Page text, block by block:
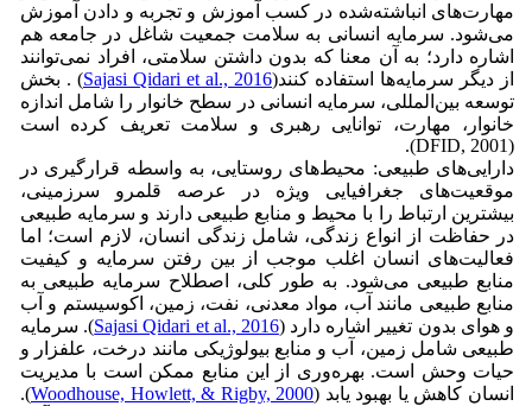
مهارت‌های انباشته‌شده در کسب آموزش و تجربه و دادن آموزش
می‌شود. سرمایه انسانی به سلامت جمعیت شاغل در جامعه هم
اشاره دارد؛ به آن معنا که بدون داشتن سلامتی، افراد نمی‌توانند
از دیگر سرمایه‌ها استفاده کنند(Sajasi Qidari et al., 2016) . بخش
توسعه بین‌المللی، سرمایه انسانی در سطح خانوار را شامل اندازه
خانوار، مهارت، توانایی رهبری و سلامت تعریف کرده است
(DFID, 2001).
دارایی‌های طبیعی: محیط‌های روستایی، به واسطه قرارگیری در
موقعیت‌های جغرافیایی ویژه در عرصه قلمرو سرزمینی،
بیشترین ارتباط را با محیط و منابع طبیعی دارند و سرمایه طبیعی
در حفاظت از انواع زندگی، شامل زندگی انسان، لازم است؛ اما
فعالیت‌های انسان اغلب موجب از بین رفتن سرمایه و کیفیت
منابع طبیعی می‌شود. به طور کلی، اصطلاح سرمایه طبیعی به
منابع طبیعی مانند آب، مواد معدنی، نفت، زمین، اکوسیستم و آب
و هوای بدون تغییر اشاره دارد (Sajasi Qidari et al., 2016). سرمایه
طبیعی شامل زمین، آب و منابع بیولوژیکی مانند درخت، علفزار و
حیات وحش است. بهره‌وری از این منابع ممکن است با مدیریت
انسان کاهش یا بهبود یابد (Woodhouse, Howlett, & Rigby, 2000
).